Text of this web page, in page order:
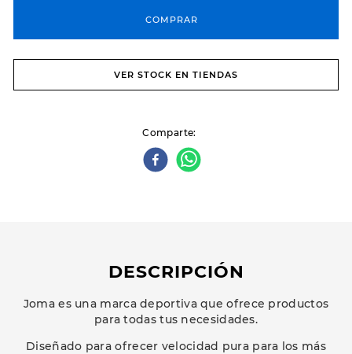
COMPRAR
VER STOCK EN TIENDAS
Comparte
DESCRIPCIÓN
Joma es una marca deportiva que ofrece productos
para todas tus necesidades.
Diseñado para ofrecer velocidad pura para los más